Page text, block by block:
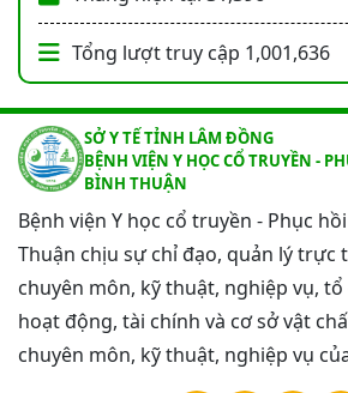
Tổng lượt truy cập 1,001,636
SỞ Y TẾ TỈNH LÂM ĐỒNG
BỆNH VIỆN Y HỌC CỔ TRUYỀN -
BÌNH THUẬN
Bệnh viện Y học cổ truyền - Phục
Thuận chịu sự chỉ đạo, quản lý trực
chuyên môn, kỹ thuật, nghiệp vụ,
hoạt động, tài chính và cơ sở vật
chuyên môn, kỹ thuật, nghiệp vụ